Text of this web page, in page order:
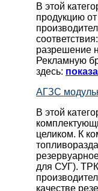
В этой
продукцию
разрешение
Рекламную
здесь:
АГЗС
В этой
целиком. К
для СУГ).
качестве